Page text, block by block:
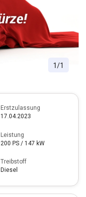
1 /1
Erstzulassung
17.04.2023
Leistung
200 PS / 147 kW
Treibstoff
Diesel